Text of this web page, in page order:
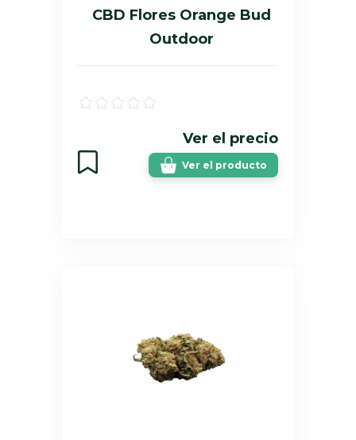
CBD Flores Orange Bud
Outdoor
Ver el precio
Ver el producto